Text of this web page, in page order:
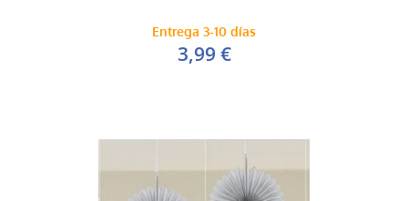
Entrega 3-10 días
3,99 €